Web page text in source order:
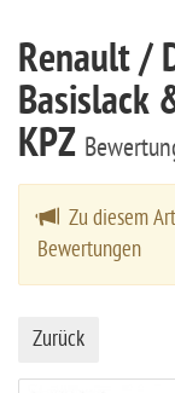
Renault /
Basislack
KPZ
Zu diesem
Bewertungen
Zurück